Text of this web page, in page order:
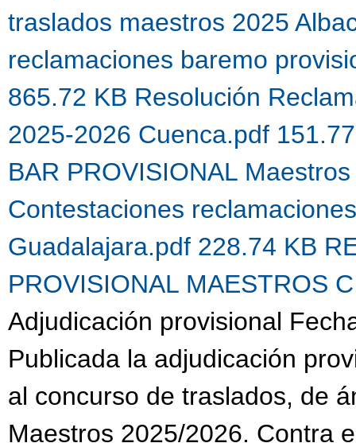
traslados maestros 2025
reclamaciones baremo
865.72 KB Resolución
2025-2026 Cuenca.pdf
BAR PROVISIONAL
Contestaciones
Guadalajara.pdf 228.74 KB
PROVISIONAL MAESTROS
Adjudicación provisional
Publicada la adjudicación
al concurso de traslados, de
Maestros 2025/2026. Contra